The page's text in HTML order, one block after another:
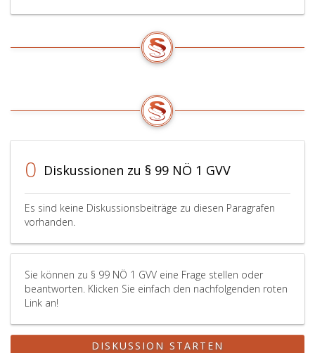
0 Diskussionen zu § 99 NÖ 1 GVV
Es sind keine Diskussionsbeiträge zu diesen Paragrafen
vorhanden.
Sie können zu § 99 NÖ 1 GVV eine Frage stellen oder
beantworten. Klicken Sie einfach den nachfolgenden roten
Link an!
DISKUSSION STARTEN